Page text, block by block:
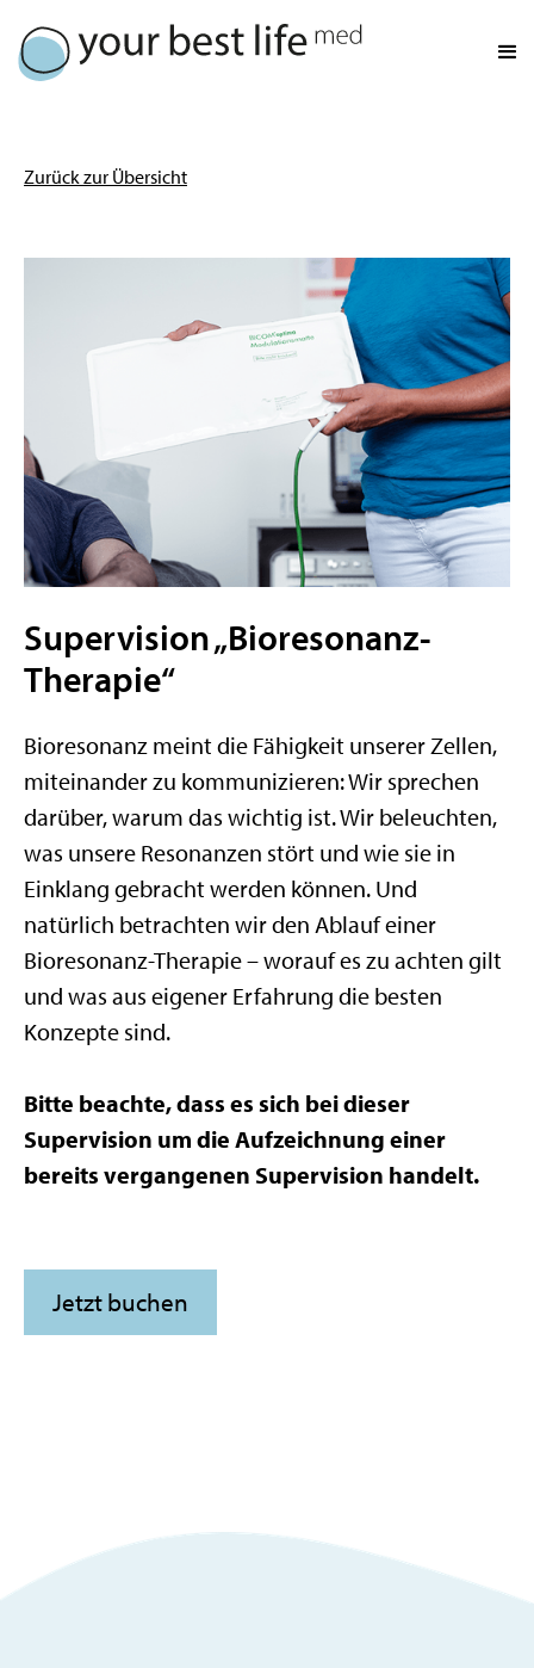
Zurück zur Übersicht
Supervision „Bioresonanz-
Therapie“
Bioresonanz meint die Fähigkeit unserer Zellen,
miteinander zu kommunizieren: Wir sprechen
darüber, warum das wichtig ist. Wir beleuchten,
was unsere Resonanzen stört und wie sie in
Einklang gebracht werden können. Und
natürlich betrachten wir den Ablauf einer
Bioresonanz-Therapie – worauf es zu achten gilt
und was aus eigener Erfahrung die besten
Konzepte sind.
Bitte beachte, dass es sich bei dieser
Supervision um die Aufzeichnung einer
bereits vergangenen Supervision handelt.
Jetzt buchen